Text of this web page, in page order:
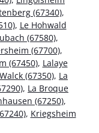
(67340),
, Le Hohwald
(67580),
(67700),
(67450), Lalaye
(67350), La
, La Broque
(67250),
, Kriegsheim